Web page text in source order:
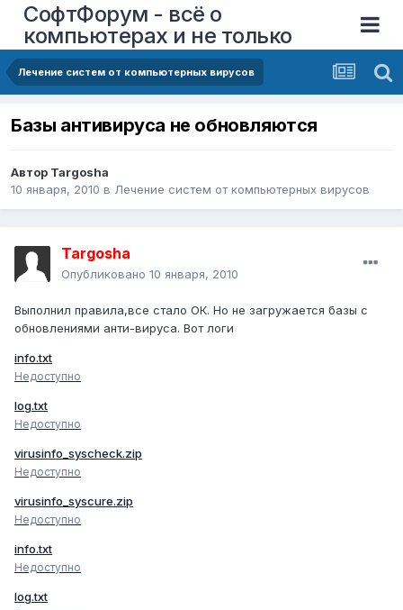
СофтФорум - всё о
компьютерах и не только
Лечение систем от компьютерных вирусов
Базы антивируса не обновляются
Автор Targosha
10 января, 2010 в Лечение систем от компьютерных вирусов
Targosha
Опубликовано 10 января, 2010
Выполнил правила,все стало ОК. Но не загружается базы с
обновлениями анти-вируса. Вот логи
info.txt
Недоступно
log.txt
Недоступно
virusinfo_syscheck.zip
Недоступно
virusinfo_syscure.zip
Недоступно
info.txt
Недоступно
log.txt